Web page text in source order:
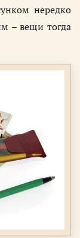
нередко
– вещи тогда